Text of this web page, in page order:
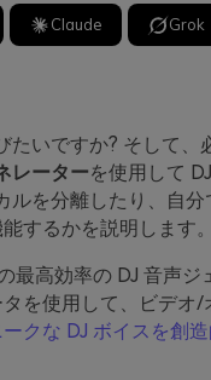
Claude Grok
たいですか? そして、
レーターを使用して
ルを分離したり、自
するかを説明します。
最高効率の DJ 音声ジ
を使用して、ビデオ/
クな DJ ボイスを創